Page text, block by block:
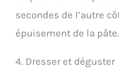
secondes de l’autre
épuisement de la pâte.
4. Dresser et déguster